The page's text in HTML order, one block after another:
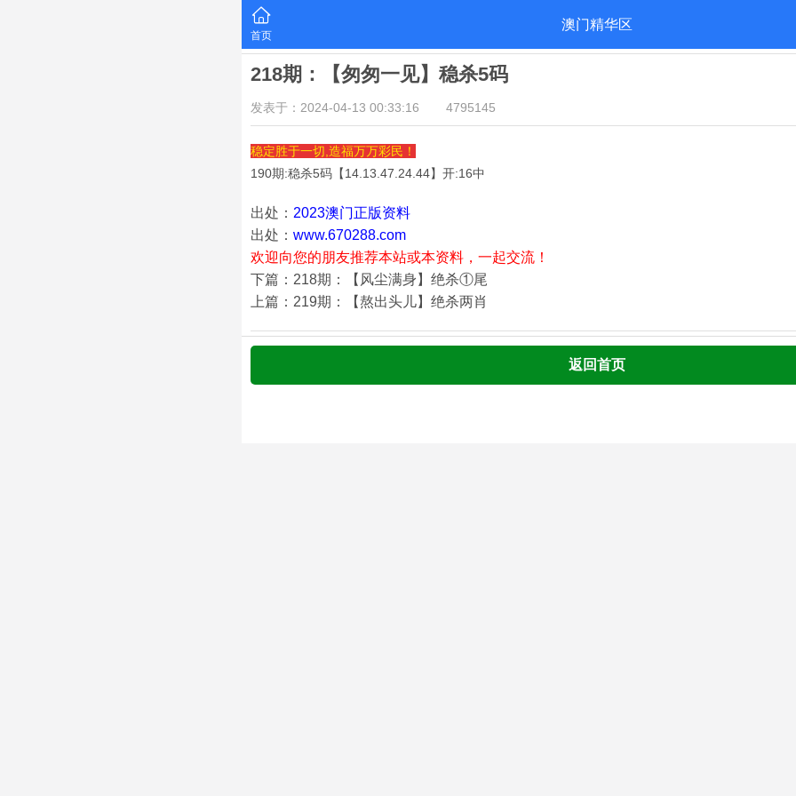
首页
澳门精华区
218期：【匆匆一见】稳杀5码
发表于：2024-04-13 00:33:16 4795145
稳定胜于一切,造福万万彩民！
190期:稳杀5码【14.13.47.24.44】开:16中
出处： 2023澳门正版资料
出处： www.670288.com
欢迎向您的朋友推荐本站或本资料，一起交流！
下篇：218期：【风尘满身】绝杀①尾
上篇：219期：【熬出头儿】绝杀两肖
返回首页